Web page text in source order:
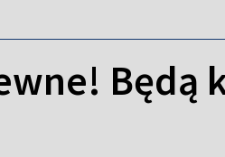
Będą